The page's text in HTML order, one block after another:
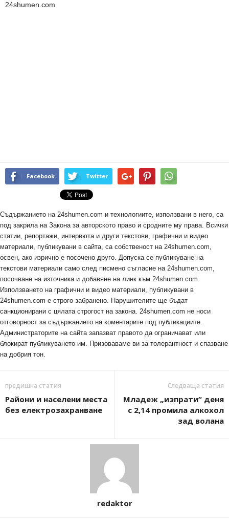
24shumen.com
Facebook Twitter
Съдържанието на 24shumen.com и технологиите, използвани в него, са
под закрила на Закона за авторското право и сродните му права. Всички
статии, репортажи, интервюта и други текстови, графични и видео
материали, публикувани в сайта, са собственост на 24shumen.com,
освен, ако изрично е посочено друго. Допуска се публикуване на
текстови материали само след писмено съгласие на 24shumen.com,
посочване на източника и добавяне на линк към 24shumen.com.
Използването на графични и видео материали, публикувани в
24shumen.com е строго забранено. Нарушителите ще бъдат
санкционирани с цялата строгост на закона. 24shumen.com не носи
отговорност за съдържанието на коментарите под публикациите.
Администраторите на сайта запазват правото да ограничават или
блокират публикуването им. Призоваваме ви за толерантност и спазване
на добрия тон.
предишна статия
Райони и населени места
без електрозахранване
Следваща статия
Младеж „изпрати“ деня
с 2,14 промила алкохол
зад волана
redaktor